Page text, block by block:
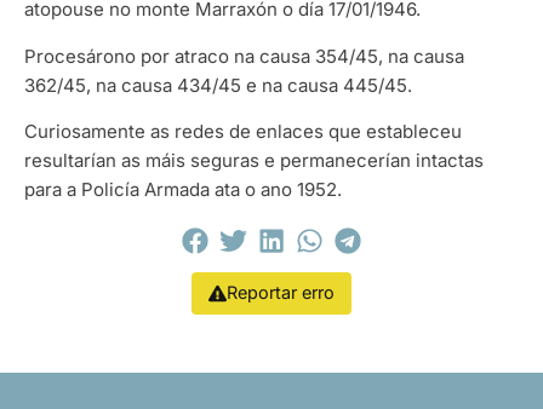
atopouse no monte Marraxón o día 17/01/1946.
Procesárono por atraco na causa 354/45, na causa
362/45, na causa 434/45 e na causa 445/45.
Curiosamente as redes de enlaces que estableceu
resultarían as máis seguras e permanecerían intactas
para a Policía Armada ata o ano 1952.
Reportar erro